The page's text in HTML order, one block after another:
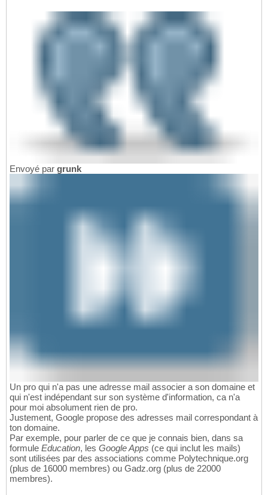
Envoyé par grunk
Un pro qui n'a pas une adresse mail associer a son domaine et
qui n'est indépendant sur son système d'information, ca n'a
pour moi absolument rien de pro.
Justement, Google propose des adresses mail correspondant à
ton domaine.
Par exemple, pour parler de ce que je connais bien, dans sa
formule Education, les Google Apps (ce qui inclut les mails)
sont utilisées par des associations comme Polytechnique.org
(plus de 16000 membres) ou Gadz.org (plus de 22000
membres).